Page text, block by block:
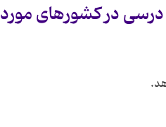
درسی در كشورهای مورد